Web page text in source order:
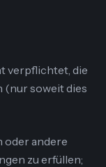
verpflichtet, die
(nur soweit dies
oder andere
zu erfüllen;